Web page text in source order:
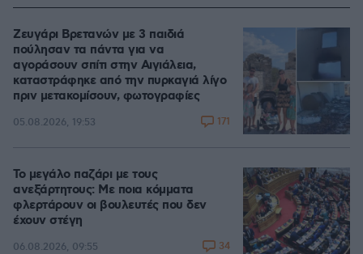
Ζευγάρι Βρετανών με 3 παιδιά
πούλησαν τα πάντα για να
αγοράσουν σπίτι στην Αιγιάλεια,
καταστράφηκε από την πυρκαγιά λίγο
πριν μετακομίσουν, φωτογραφίες
05.08.2026, 19:53 171
Το μεγάλο παζάρι με τους
ανεξάρτητους: Με ποια κόμματα
φλερτάρουν οι βουλευτές που δεν
έχουν στέγη
06.08.2026, 09:55 34